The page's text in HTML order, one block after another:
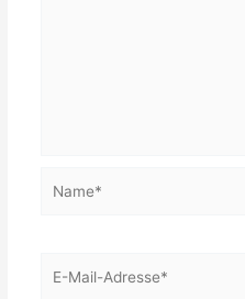
Mail-